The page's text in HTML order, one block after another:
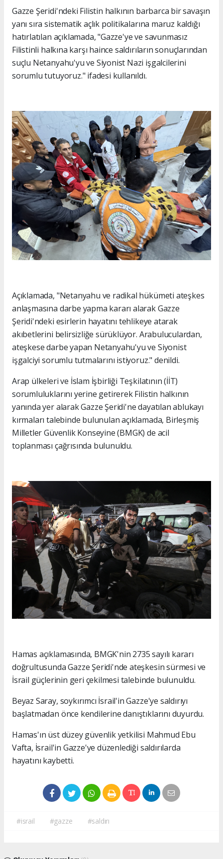
Gazze Şeridi'ndeki Filistin halkının barbarca bir savaşın
yanı sıra sistematik açlık politikalarına maruz kaldığı
hatırlatılan açıklamada, "Gazze'ye ve savunmasız
Filistinli halkına karşı haince saldırıların sonuçlarından
suçlu Netanyahu'yu ve Siyonist Nazi işgalcilerini
sorumlu tutuyoruz." ifadesi kullanıldı.
Açıklamada, "Netanyahu ve radikal hükümeti ateşkes
anlaşmasına darbe yapma kararı alarak Gazze
Şeridi'ndeki esirlerin hayatını tehlikeye atarak
akıbetlerini belirsizliğe sürüklüyor. Arabuluculardan,
ateşkese darbe yapan Netanyahu'yu ve Siyonist
işgalciyi sorumlu tutmalarını istiyoruz." denildi.
Arap ülkeleri ve İslam İşbirliği Teşkilatının (İİT)
sorumluluklarını yerine getirerek Filistin halkının
yanında yer alarak Gazze Şeridi'ne dayatılan ablukayı
kırmaları talebinde bulunulan açıklamada, Birleşmiş
Milletler Güvenlik Konseyine (BMGK) de acil
toplanması çağrısında bulunuldu.
Hamas açıklamasında, BMGK'nin 2735 sayılı kararı
doğrultusunda Gazze Şeridi'nde ateşkesin sürmesi ve
İsrail güçlerinin geri çekilmesi talebinde bulunuldu.
Beyaz Saray, soykırımcı İsrail'in Gazze'ye saldırıyı
başlatmadan önce kendilerine danıştıklarını duyurdu.
Hamas'ın üst düzey güvenlik yetkilisi Mahmud Ebu
Vafta, İsrail'in Gazze'ye düzenlediği saldırılarda
hayatını kaybetti.
#israil #gazze #saldırı